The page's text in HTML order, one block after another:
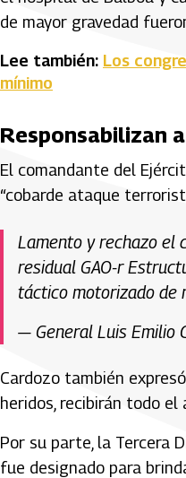
de mayor gravedad
Lee también: Los
mínimo
Responsabilizan
El comandante del
“cobarde ataque
Lamento y rechazo el
residual GAO-r
táctico motorizado de
— General Luis Emilio
Cardozo también
heridos, recibirán todo
Por su parte, la Tercera
fue designado para